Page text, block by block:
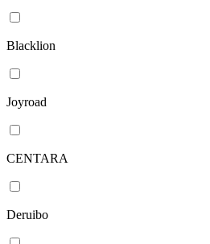
Blacklion
Joyroad
CENTARA
Deruibo